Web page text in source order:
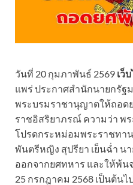
วันที่ 20 กุมภาพันธ์ 2569 เว็
แพร่ ประกาศสำนักนายกรัฐ
พระบรมราชานุญาตให้ถอด
ราชอิสริยาภรณ์ ความว่า พ
โปรดกระหม่อมพระราชทา
พันตรีหญิง สุปรียา เย็นฉ่ำ น
ออกจากยศทหาร และให้พ้น
25 กรกฎาคม 2568 เป็นต้นไ